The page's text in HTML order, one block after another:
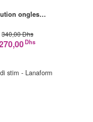
ongles…
340,00 Dhs
Dhs